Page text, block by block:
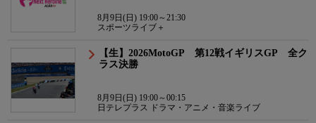
8月9日(日) 19:00～21:30
スポーツライブ＋
【生】2026MotoGP 第12戦イギリスGP 全ク
ラス決勝
8月9日(日) 19:00～00:15
日テレプラス ドラマ・アニメ・音楽ライブ